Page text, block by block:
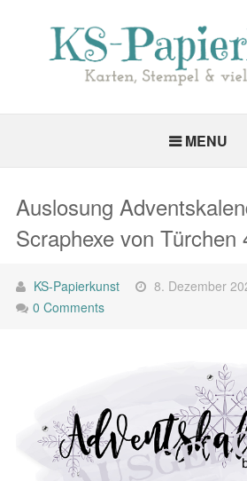
MENU
Auslosung
Scraphexe von Türchen
KS-Papierkunst
8. Dezember
0 Comments